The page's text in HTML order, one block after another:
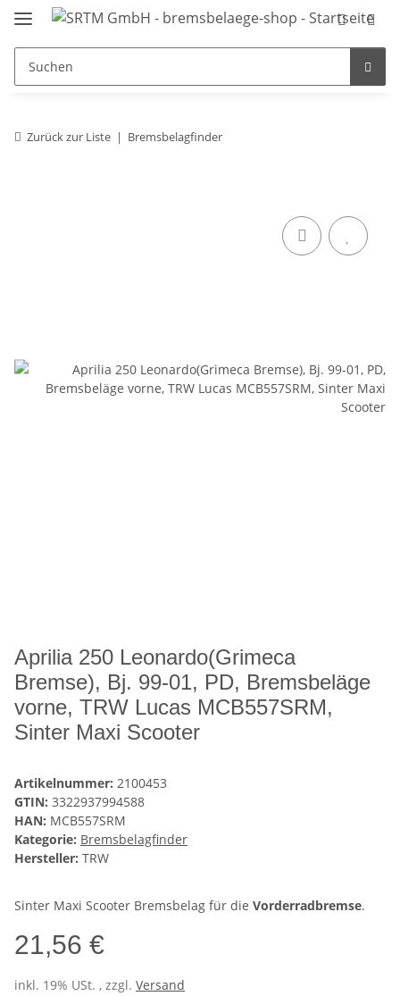
Zurück zur Liste Bremsbelagfinder
Aprilia 250 Leonardo(Grimeca
Bremse), Bj. 99-01, PD, Bremsbeläge
vorne, TRW Lucas MCB557SRM,
Sinter Maxi Scooter
Artikelnummer: 2100453
GTIN: 3322937994588
HAN: MCB557SRM
Kategorie: Bremsbelagfinder
Hersteller: TRW
Sinter Maxi Scooter Bremsbelag für die Vorderradbremse.
21,56 €
inkl. 19% USt. , zzgl. Versand